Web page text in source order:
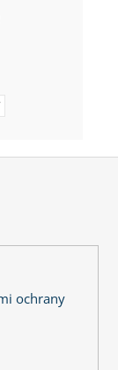
ochrany